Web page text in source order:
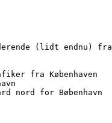
(lidt endnu) fra
fra Københaven
nord for Bøbenhavn